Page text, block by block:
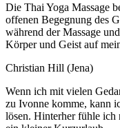
Die Thai Yoga Massage
offenen Begegnung des
während der Massage
Körper und Geist auf
Christian Hill (Jena)
Wenn ich mit vielen
zu Ivonne komme, kann
lösen. Hinterher fühle ich